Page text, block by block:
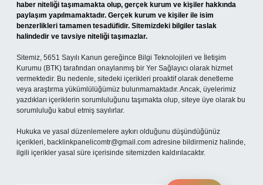
haber niteliği taşımamakta olup, gerçek kurum ve kişiler hakkında
paylaşım yapılmamaktadır. Gerçek kurum ve kişiler ile isim
benzerlikleri tamamen tesadüfidir. Sitemizdeki bilgiler taslak
halindedir ve tavsiye niteliği taşımazlar.
Sitemiz, 5651 Sayılı Kanun gereğince Bilgi Teknolojileri ve İletişim
Kurumu (BTK) tarafından onaylanmış bir Yer Sağlayıcı olarak hizmet
vermektedir. Bu nedenle, sitedeki içerikleri proaktif olarak denetleme
veya araştırma yükümlülüğümüz bulunmamaktadır. Ancak, üyelerimiz
yazdıkları içeriklerin sorumluluğunu taşımakta olup, siteye üye olarak bu
sorumluluğu kabul etmiş sayılırlar.
Hukuka ve yasal düzenlemelere aykırı olduğunu düşündüğünüz
içerikleri, backlinkpanelicomtr@gmail.com adresine bildirmeniz halinde,
ilgili içerikler yasal süre içerisinde sitemizden kaldırılacaktır.